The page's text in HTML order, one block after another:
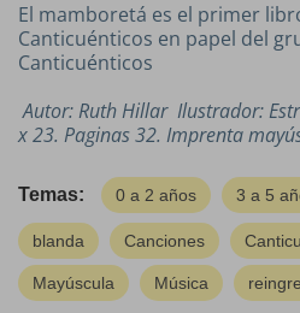
El mamboretá es el primer
Canticuénticos en papel del
Canticuénticos
Autor: Ruth Hillar Ilustrador:
x 23. Paginas 32. Imprenta
Temas: 0 a 2 años 3 a 5
blanda Canciones
Mayúscula Música